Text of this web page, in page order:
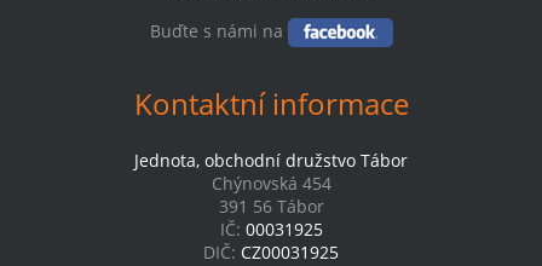
Buďte s námi na
Kontaktní informace
Jednota, obchodní družstvo Tábor
Chýnovská 454
391 56 Tábor
IČ: 00031925
DIČ: CZ00031925